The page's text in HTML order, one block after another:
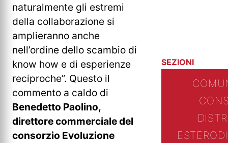
naturalmente gli estremi
della collaborazione si
amplieranno anche
nell’ordine dello scambio di
know how e di esperienze
reciproche”. Questo il
commento a caldo di
Benedetto Paolino,
direttore commerciale del
consorzio Evoluzione
SEZIONI
ESTERO